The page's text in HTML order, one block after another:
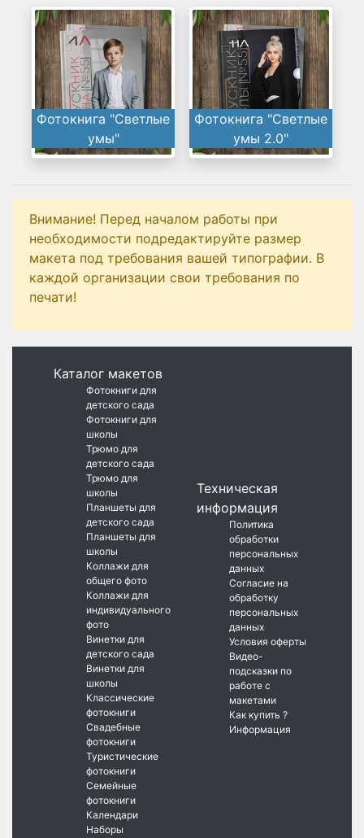
Фотокнига "Светлые
умы"
Фотокнига "Светлые
умы 2.0"
Внимание! Перед началом работы при
необходимости подредактируйте размер
макета под требования вашей типографии. В
каждой организации свои требования по
печати!
Каталог макетов
Фотокниги для
детского сада
Фотокниги для
школы
Трюмо для
детского сада
Трюмо для
школы
Планшеты для
детского сада
Планшеты для
школы
Коллажи для
общего фото
Коллажи для
индивидуального
фото
Винетки для
детского сада
Винетки для
школы
Классические
фотокниги
Свадебные
фотокниги
Туристические
фотокниги
Семейные
фотокниги
Календари
Наборы
Техническая
информация
Политика
обработки
персональных
данных
Согласие на
обработку
персональных
данных
Условия оферты
Видео-
подсказки по
работе с
макетами
Как купить ?
Информация